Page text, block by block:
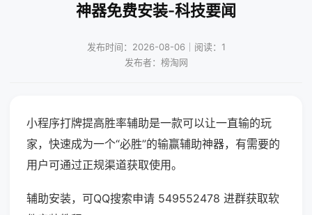
神器免费安装-科技要闻
发布时间：2026-08-06｜阅读：1
发布者：榜淘网
小程序打牌提高胜率辅助是一款可以让一直输的玩
家，快速成为一个“必胜”的输赢辅助神器，有需要的
用户可通过正规渠道获取使用。
辅助安装，可QQ搜索申请 549552478 进群获取软